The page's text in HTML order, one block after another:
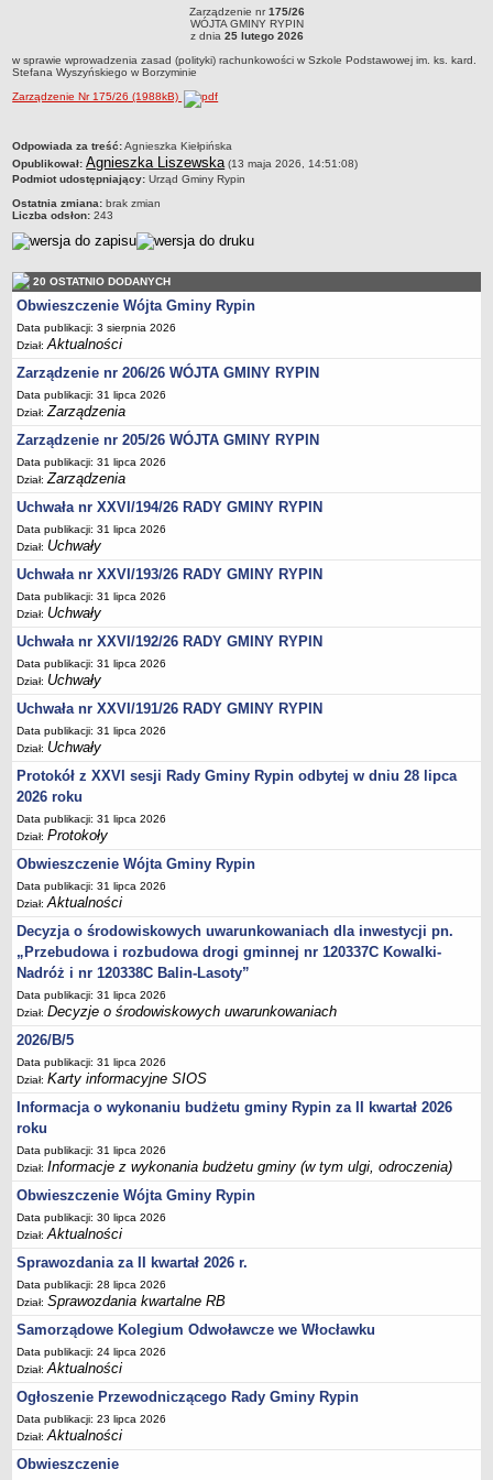
Związki i stowarzyszenia
Realizacja zadań publicznych
Rejestr zbiorów danych osobowych
Rejestr instytucji kultury
AKTUALNOŚCI I OGŁOSZENIA
URZĄD GMINY
Tabela informacyjna
Czas pracy urzędu
Nr konta bankowego, NIP, REGON
Pracownicy urzędu - urząd gminy
Pracownicy urzędu - baza magazynowo - warsztatowa
Kompetencje referatów
Regulamin organizacyjny
Regulamin naboru na wolne stanowiska urzędnicze
Ogłoszenia o naborze na wolne stanowiska urzędnicze
Lista kandydatów spełniających wymagania formalne w naborach na
wolne stanowiska urzędnicze
Wyniki naboru na wolne stanowiska urzędnicze
Petycje
Sygnaliści
Galeria
Raporty o stanie dostępności
Wnioski
WŁADZE I STRUKTURA
Struktura organizacyjna
Rada gminy
Wójt
Urząd gminy
Jednostki organizacyjne, GOPS, Instytucja kultury, OSP
Jednostki pomocnicze - sołectwa
Plan pracy komisji rewizyjnej
Sesje Rady Gminy Rypin
PRAWO LOKALNE
Statut
Strategia rozwoju
Uchwały
Projekty uchwał
Protokoły
Imienne wykazy głosowań radnych
Postać dokumentów
Akty Prawne, Dzienniki Ustaw, Monitory Polskie
Prawo miejscowe
Zarządzenia
Studium uwarunkowań i kierunków zagospodarowania
przestrzennego
Dane przestrzenne - MPZP
Stałe obwody głosowania, numery, granice oraz siedziby
obwodowych komisji wyborczych, opis granic okręgów wyborczych
Plan ogólny gminy Rypin
Zarządzenie nr 175/26WÓJTA GMINY RYPINz dnia 25 lutego 2026w sprawie
wprowadzenia zasad (polityki) rachunkowości w Szkole Podstawowej im. ks. kard.
Zarządzenie nr175/26
WÓJTA GMINY RYPIN
z dnia 25 lutego 2026
w sprawie wprowadzenia zasad (polityki) rachunkowości w Szkole Podstawowej im. ks. kard.
Stefana Wyszyńskiego w Borzyminie
Zarządzenie Nr 175/26 (1988kB)
metryczka
Odpowiada za treść:Agnieszka Kiełpińska
Opublikował: Agnieszka Liszewska (13 maja 2026, 14:51:08)
Podmiot udostępniający: Urząd Gminy Rypin
Ostatnia zmiana: brak zmian
Liczba odsłon: 243
20 OSTATNIO DODANYCH
Obwieszczenie Wójta Gminy Rypin
Data publikacji: 3 sierpnia 2026
Dział:Aktualności
Zarządzenie nr 206/26 WÓJTA GMINY RYPIN
Data publikacji: 31 lipca 2026
Dział:Zarządzenia
Zarządzenie nr 205/26 WÓJTA GMINY RYPIN
Data publikacji: 31 lipca 2026
Dział:Zarządzenia
Uchwała nr XXVI/194/26 RADY GMINY RYPIN
Data publikacji: 31 lipca 2026
Dział: Uchwały
Uchwała nr XXVI/193/26 RADY GMINY RYPIN
Data publikacji: 31 lipca 2026
Dział: Uchwały
Uchwała nr XXVI/192/26 RADY GMINY RYPIN
Data publikacji: 31 lipca 2026
Dział: Uchwały
Uchwała nr XXVI/191/26 RADY GMINY RYPIN
Data publikacji: 31 lipca 2026
Dział: Uchwały
Protokół z XXVI sesji Rady Gminy Rypin odbytej w dniu 28 lipca
2026 roku
Data publikacji: 31 lipca 2026
Dział:Protokoły
Obwieszczenie Wójta Gminy Rypin
Data publikacji: 31 lipca 2026
Dział:Aktualności
Decyzja o środowiskowych uwarunkowaniach dla inwestycji pn.
„Przebudowa i rozbudowa drogi gminnej nr 120337C Kowalki-
Nadróż i nr 120338C Balin-Lasoty”
Data publikacji: 31 lipca 2026
Dział:Decyzje o środowiskowych uwarunkowaniach
2026/B/5
Data publikacji: 31 lipca 2026
Dział:Karty informacyjne SIOS
Informacja o wykonaniu budżetu gminy Rypin za II kwartał 2026
roku
Data publikacji: 31 lipca 2026
Dział:Informacje z wykonania budżetu gminy (w tym ulgi, odroczenia)
Obwieszczenie Wójta Gminy Rypin
Data publikacji: 30 lipca 2026
Dział:Aktualności
Sprawozdania za II kwartał 2026 r.
Data publikacji: 28 lipca 2026
Dział:Sprawozdania kwartalne RB
Samorządowe Kolegium Odwoławcze we Włocławku
Data publikacji: 24 lipca 2026
Dział:Aktualności
Ogłoszenie Przewodniczącego Rady Gminy Rypin
Data publikacji: 23 lipca 2026
Dział:Aktualności
Obwieszczenie